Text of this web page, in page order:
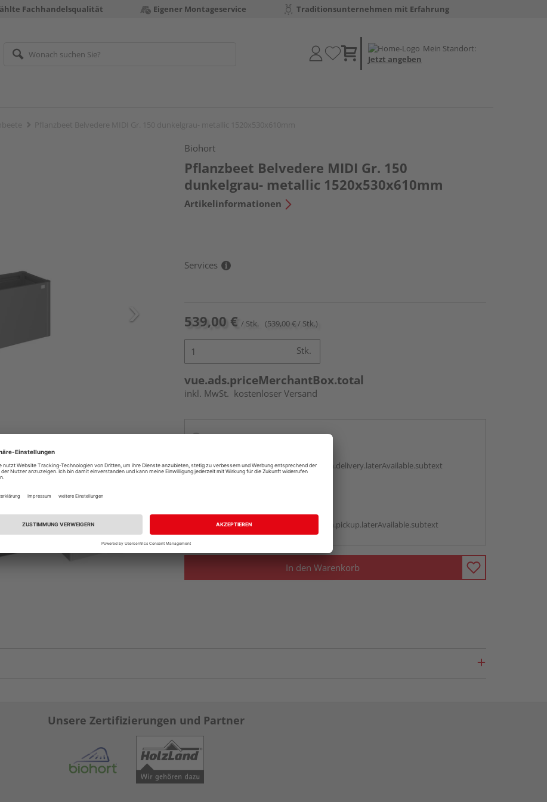
Fachhandelsqualität Eigener Montageservice Traditionsunternehmen mit Erfahrung
Mein Standort:
Jetzt angeben
Biohort
Pflanzbeet Belvedere MIDI Gr. 150
dunkelgrau- metallic 1520x530x610mm
Artikelinformationen
Services
539,00 € / Stk. (539,00 € / Stk.)
Stk.
vue.ads.priceMerchantBox.total
inkl. MwSt. kostenloser Versand
vue.ads.priceMerchantBox.option.delivery.laterAvailable.subtext
Auf Vorbestellung:
vue.ads.priceMerchantBox.option.pickup.laterAvailable.subtext
In den Warenkorb
Unsere Zertifizierungen und Partner